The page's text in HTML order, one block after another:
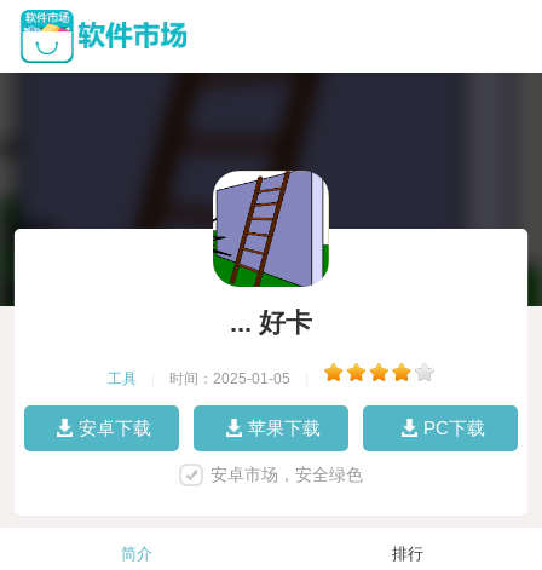
... 好卡
工具 时间：2025-01-05
安卓下载 苹果下载 PC下载
安卓市场，安全绿色
简介 排行